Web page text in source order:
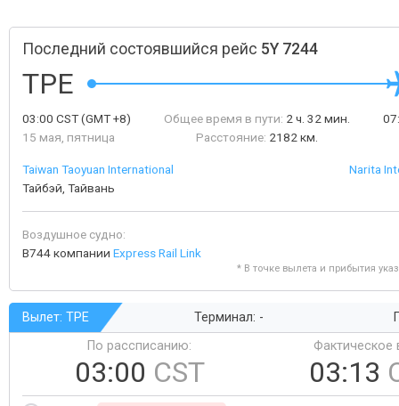
Последний состоявшийся рейс 5Y 7244
TPE
03:00 CST(GMT +8)
15 мая, пятница
Общее время в пути: 2 ч. 32 мин.
Расстояние: 2182 км.
Taiwan Taoyuan International
Тайбэй, Тайвань
Narita
Воздушное судно:
B744 компании Express Rail Link
* В точке вылета и прибытия
Вылет: TPE Терминал: -
По рассписанию:
03:00 CST
Фактическое
03:13